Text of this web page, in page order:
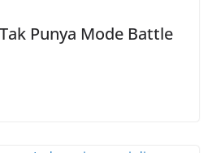
Punya Mode Battle